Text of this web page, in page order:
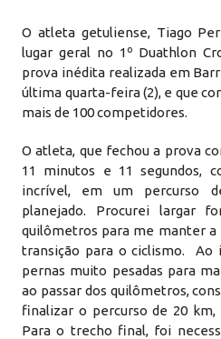
O atleta getuliense, Tiago
lugar geral no 1º Duathlon
prova inédita realizada em
última quarta-feira (2), e que
mais de 100 competidores.
O atleta, que fechou a prova
11 minutos e 11 segundos,
incrível, em um percurso
planejado. Procurei largar
quilômetros para me manter
transição para o ciclismo. Ao
pernas muito pesadas para
ao passar dos quilômetros,
finalizar o percurso de 20
Para o trecho final, foi